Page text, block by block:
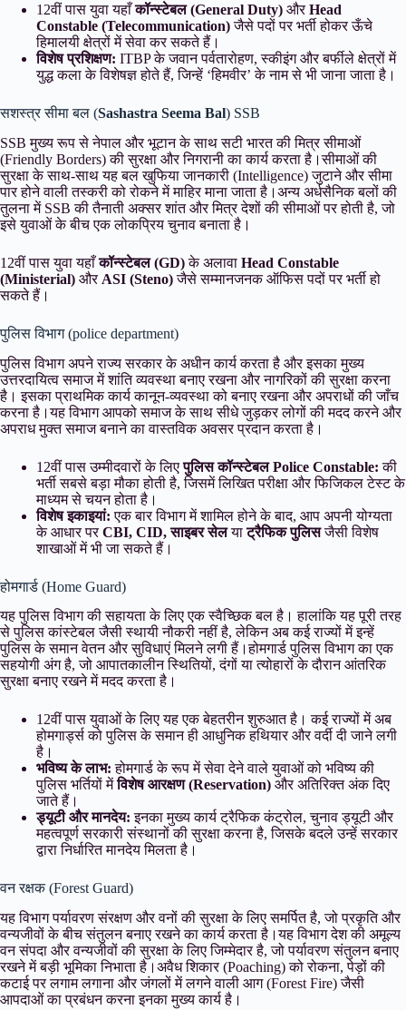
12वीं पास युवा यहाँकॉन्स्टेबल (General Duty) औरHead
Constable (Telecommunication)जैसे पदों पर भर्ती होकर ऊँचे
हिमालयी क्षेत्रों में सेवा कर सकते हैं।
विशेष प्रशिक्षण: ITBP के जवान पर्वतारोहण, स्कीइंग और बर्फीले क्षेत्रों में
युद्ध कला के विशेषज्ञ होते हैं, जिन्हें ‘हिमवीर’ के नाम से भी जाना जाता है।
सशस्त्र सीमा बल (Sashastra Seema Bal) SSB
SSB मुख्य रूप से नेपाल और भूटान के साथ सटी भारत की मित्र सीमाओं
(Friendly Borders) की सुरक्षा और निगरानी का कार्य करता है।सीमाओं की
सुरक्षा के साथ-साथ यह बल खुफिया जानकारी (Intelligence) जुटाने और सीमा
पार होने वाली तस्करी को रोकने में माहिर माना जाता है।अन्य अर्धसैनिक बलों की
तुलना में SSB की तैनाती अक्सर शांत और मित्र देशों की सीमाओं पर होती है, जो
इसे युवाओं के बीच एक लोकप्रिय चुनाव बनाता है।
12वीं पास युवा यहाँकॉन्स्टेबल (GD)के अलावा Head Constable
(Ministerial) और ASI (Steno)जैसे सम्मानजनक ऑफिस पदों पर भर्ती हो
सकते हैं।
पुलिस विभाग (police department)
पुलिस विभाग अपने राज्य सरकार के अधीन कार्य करता है और इसका मुख्य
उत्तरदायित्व समाज में शांति व्यवस्था बनाए रखना और नागरिकों की सुरक्षा करना
है। इसका प्राथमिक कार्य कानून-व्यवस्था को बनाए रखना और अपराधों की जाँच
करना है।यह विभाग आपको समाज के साथ सीधे जुड़कर लोगों की मदद करने और
अपराध मुक्त समाज बनाने का वास्तविक अवसर प्रदान करता है।
12वीं पास उम्मीदवारों के लिएपुलिस कॉन्स्टेबल Police Constable: की
भर्ती सबसे बड़ा मौका होती है, जिसमें लिखित परीक्षा और फिजिकल टेस्ट के
माध्यम से चयन होता है।
विशेष इकाइयां: एक बार विभाग में शामिल होने के बाद, आप अपनी योग्यता
के आधार परCBI, CID, साइबर सेलयाट्रैफिक पुलिसजैसी विशेष
शाखाओं में भी जा सकते हैं।
होमगार्ड (Home Guard)
यह पुलिस विभाग की सहायता के लिए एक स्वैच्छिक बल है। हालांकि यह पूरी तरह
से पुलिस कांस्टेबल जैसी स्थायी नौकरी नहीं है, लेकिन अब कई राज्यों में इन्हें
पुलिस के समान वेतन और सुविधाएं मिलने लगी हैं।होमगार्ड पुलिस विभाग का एक
सहयोगी अंग है, जो आपातकालीन स्थितियों, दंगों या त्योहारों के दौरान आंतरिक
सुरक्षा बनाए रखने में मदद करता है।
12वीं पास युवाओं के लिए यह एक बेहतरीन शुरुआत है। कई राज्यों में अब
होमगार्ड्स को पुलिस के समान ही आधुनिक हथियार और वर्दी दी जाने लगी
है।
भविष्य के लाभ: होमगार्ड के रूप में सेवा देने वाले युवाओं को भविष्य की
पुलिस भर्तियों मेंविशेष आरक्षण (Reservation) और अतिरिक्त अंक दिए
जाते हैं।
ड्यूटी और मानदेय: इनका मुख्य कार्य ट्रैफिक कंट्रोल, चुनाव ड्यूटी और
महत्वपूर्ण सरकारी संस्थानों की सुरक्षा करना है, जिसके बदले उन्हें सरकार
द्वारा निर्धारित मानदेय मिलता है।
वन रक्षक (Forest Guard)
यह विभाग पर्यावरण संरक्षण और वनों की सुरक्षा के लिए समर्पित है, जो प्रकृति और
वन्यजीवों के बीच संतुलन बनाए रखने का कार्य करता है।यह विभाग देश की अमूल्य
वन संपदा और वन्यजीवों की सुरक्षा के लिए जिम्मेदार है, जो पर्यावरण संतुलन बनाए
रखने में बड़ी भूमिका निभाता है।अवैध शिकार (Poaching) को रोकना, पेड़ों की
कटाई पर लगाम लगाना और जंगलों में लगने वाली आग (Forest Fire) जैसी
आपदाओं का प्रबंधन करना इनका मुख्य कार्य है।